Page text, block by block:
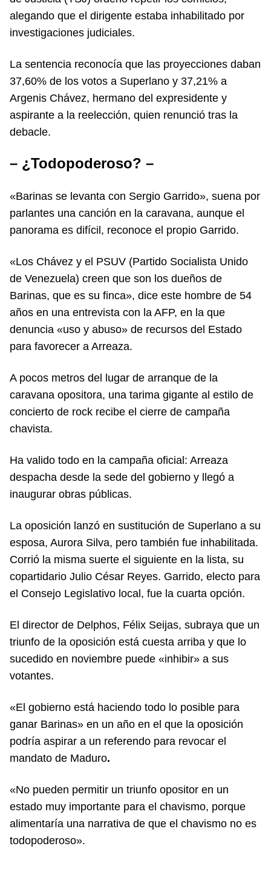
alegando que el dirigente estaba inhabilitado por
investigaciones judiciales.
La sentencia reconocía que las proyecciones daban
37,60% de los votos a Superlano y 37,21% a
Argenis Chávez, hermano del expresidente y
aspirante a la reelección, quien renunció tras la
debacle.
– ¿Todopoderoso? –
«Barinas se levanta con Sergio Garrido», suena por
parlantes una canción en la caravana, aunque el
panorama es difícil, reconoce el propio Garrido.
«Los Chávez y el PSUV (Partido Socialista Unido
de Venezuela) creen que son los dueños de
Barinas, que es su finca», dice este hombre de 54
años en una entrevista con la AFP, en la que
denuncia «uso y abuso» de recursos del Estado
para favorecer a Arreaza.
A pocos metros del lugar de arranque de la
caravana opositora, una tarima gigante al estilo de
concierto de rock recibe el cierre de campaña
chavista.
Ha valido todo en la campaña oficial: Arreaza
despacha desde la sede del gobierno y llegó a
inaugurar obras públicas.
La oposición lanzó en sustitución de Superlano a su
esposa, Aurora Silva, pero también fue inhabilitada.
Corrió la misma suerte el siguiente en la lista, su
copartidario Julio César Reyes. Garrido, electo para
el Consejo Legislativo local, fue la cuarta opción.
El director de Delphos, Félix Seijas, subraya que un
triunfo de la oposición está cuesta arriba y que lo
sucedido en noviembre puede «inhibir» a sus
votantes.
«El gobierno está haciendo todo lo posible para
ganar Barinas» en un año en el que la oposición
podría aspirar a un referendo para revocar el
mandato de Maduro.
«No pueden permitir un triunfo opositor en un
estado muy importante para el chavismo, porque
alimentaría una narrativa de que el chavismo no es
todopoderoso».